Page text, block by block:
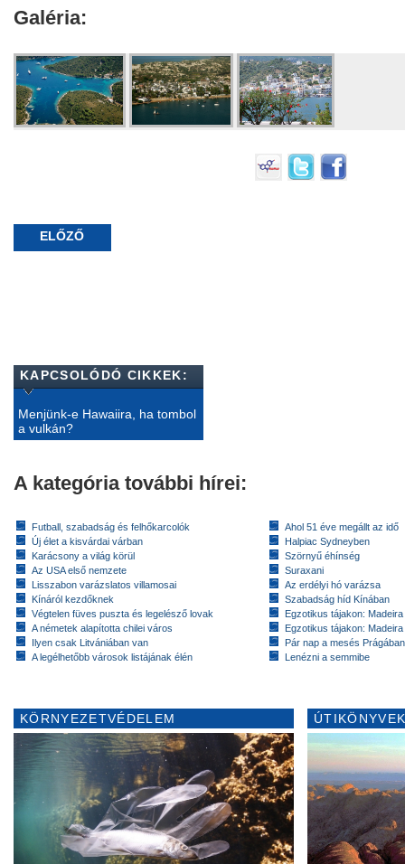
Galéria:
ELŐZŐ
KAPCSOLÓDÓ CIKKEK:
Menjünk-e Hawaiira, ha tombol
a vulkán?
A kategória további hírei:
Futball, szabadság és felhőkarcolók
Új élet a kisvárdai várban
Karácsony a világ körül
Az USA első nemzete
Lisszabon varázslatos villamosai
Kínáról kezdőknek
Végtelen füves puszta és legelésző lovak
A németek alapította chilei város
Ilyen csak Litvániában van
A legélhetőbb városok listájának élén
Ahol 51 éve megállt az idő
Halpiac Sydneyben
Szörnyű éhínség
Suraxani
Az erdélyi hó varázsa
Szabadság híd Kínában
Egzotikus tájakon:
Egzotikus tájakon:
Pár nap a mesés Prágában
Lenézni a semmibe
KÖRNYEZETVÉDELEM